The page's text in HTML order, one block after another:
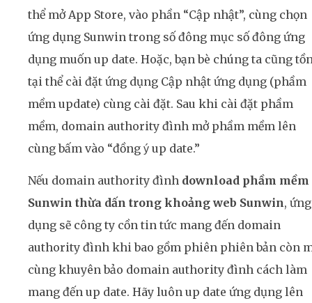
thể mở App Store, vào phần “Cập nhật”, cùng chọn
ứng dụng Sunwin trong số đông mục số đông ứng
dụng muốn up date. Hoặc, bạn bè chúng ta cũng
tại thể cài đặt ứng dụng Cập nhật ứng dụng (phầm
mềm update) cùng cài đặt. Sau khi cài đặt phầm
mềm, domain authority đình mở phầm mềm lên
cùng bấm vào “đồng ý up date.”
Nếu domain authority đình download phầm mềm
Sunwin thừa dấn trong khoảng web Sunwin, ứng
dụng sẽ công ty cồn tin tức mang đến domain
authority đình khi bao gồm phiên phiên bản còn
cùng khuyên bảo domain authority đình cách làm
mang đến up date. Hãy luôn up date ứng dụng lên